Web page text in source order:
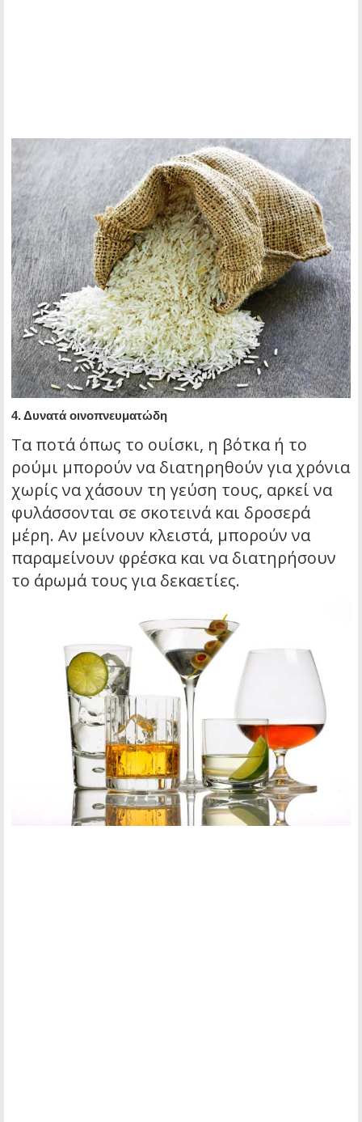
4.Δυνατά οινοπνευματώδη
Τα ποτά όπως το ουίσκι, η βότκα ή το
ρούμι μπορούν να διατηρηθούν για χρόνια
χωρίς να χάσουν τη γεύση τους, αρκεί να
φυλάσσονται σε σκοτεινά και δροσερά
μέρη. Αν μείνουν κλειστά, μπορούν να
παραμείνουν φρέσκα και να διατηρήσουν
το άρωμά τους για δεκαετίες.